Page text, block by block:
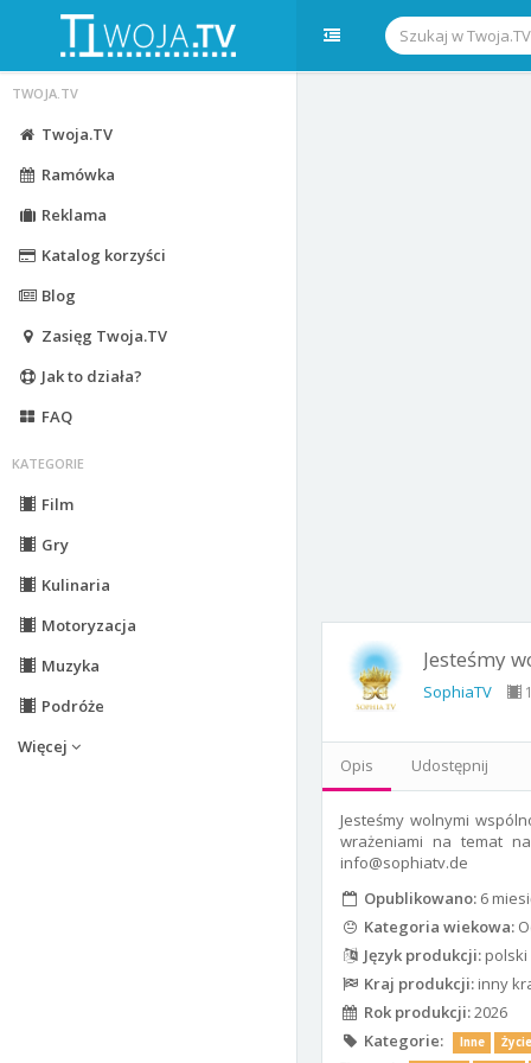
TWOJA.TV
Twoja.TV
Ramówka
Reklama
Katalog korzyści
Blog
Zasięg Twoja.TV
Jak to działa?
FAQ
KATEGORIE
Film
Gry
Kulinaria
Motoryzacja
Muzyka
Podróże
Więcej
Jesteśmy
SophiaTV
Opis Udostępnij
Jesteśmy wolnymi
wrażeniami na temat
info@sophiatv.de
Opublikowano: 6
Kategoria wiekowa:
Język produkcji:polski
Kraj produkcji:inny
Rok produkcji:2026
Kategorie:
Inne